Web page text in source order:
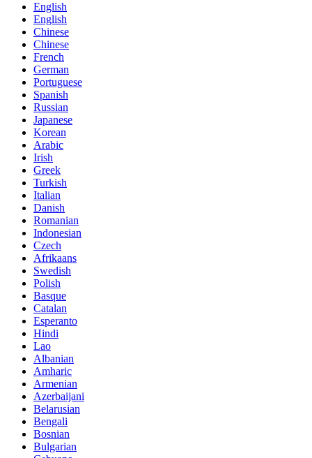
English
English
Chinese
Chinese
French
German
Portuguese
Spanish
Russian
Japanese
Korean
Arabic
Irish
Greek
Turkish
Italian
Danish
Romanian
Indonesian
Czech
Afrikaans
Swedish
Polish
Basque
Catalan
Esperanto
Hindi
Lao
Albanian
Amharic
Armenian
Azerbaijani
Belarusian
Bengali
Bosnian
Bulgarian